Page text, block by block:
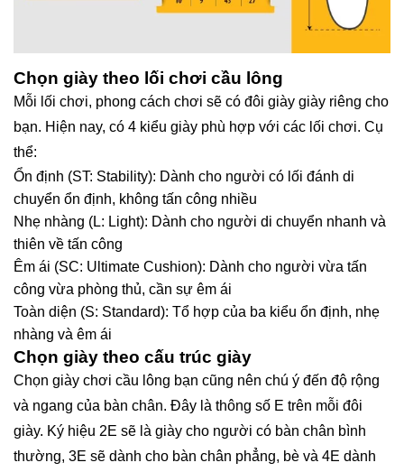
Chọn giày theo lối chơi cầu lông
Mỗi lối chơi, phong cách chơi sẽ có đôi giày giày riêng cho
bạn. Hiện nay, có 4 kiểu giày phù hợp với các lối chơi. Cụ
thể:
Ổn định (ST: Stability): Dành cho người có lối đánh di
chuyển ổn định, không tấn công nhiều
Nhẹ nhàng (L: Light): Dành cho người di chuyển nhanh và
thiên về tấn công
Êm ái (SC: Ultimate Cushion): Dành cho người vừa tấn
công vừa phòng thủ, cần sự êm ái
Toàn diện (S: Standard): Tổ hợp của ba kiểu ổn định, nhẹ
nhàng và êm ái
Chọn giày theo cấu trúc giày
Chọn giày chơi cầu lông bạn cũng nên chú ý đến độ rộng
và ngang của bàn chân. Đây là thông số E trên mỗi đôi
giày. Ký hiệu 2E sẽ là giày cho người có bàn chân bình
thường, 3E sẽ dành cho bàn chân phẳng, bè và 4E dành